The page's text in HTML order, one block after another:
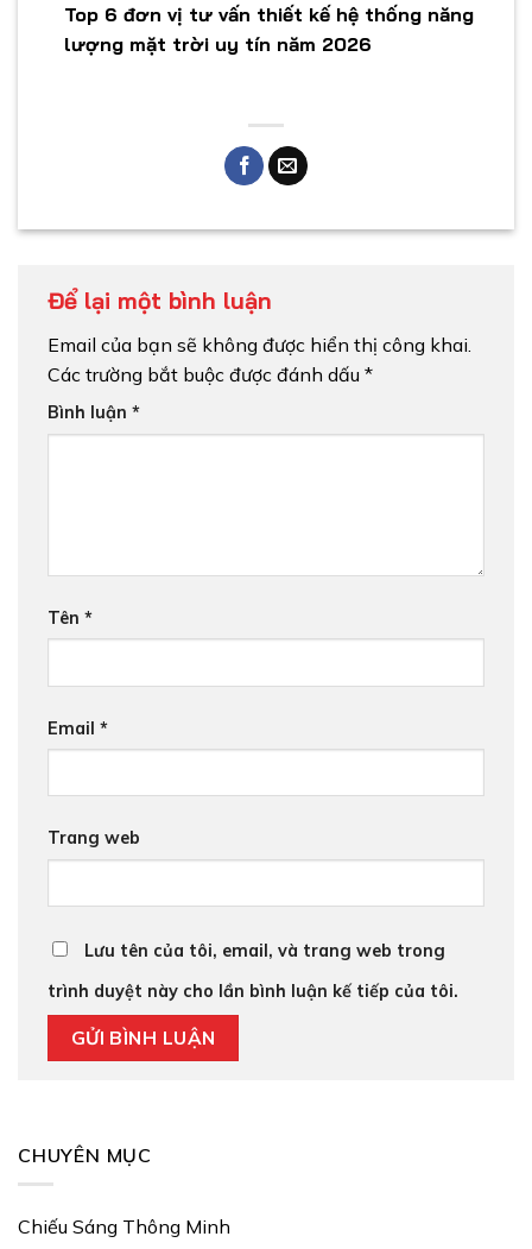
Top 6 đơn vị tư vấn thiết kế hệ thống năng
lượng mặt trời uy tín năm 2026
Để lại một bình luận
Email của bạn sẽ không được hiển thị công khai.
Các trường bắt buộc được đánh dấu *
Bình luận *
Tên *
Email *
Trang web
Lưu tên của tôi, email, và trang web trong
trình duyệt này cho lần bình luận kế tiếp của tôi.
CHUYÊN MỤC
Chiếu Sáng Thông Minh